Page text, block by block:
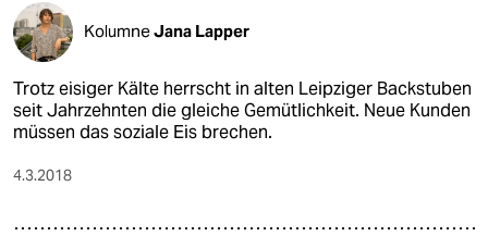
KolumneJana Lapper
Trotz eisiger Kälte herrscht in alten Leipziger Backstuben
seit Jahrzehnten die gleiche Gemütlichkeit. Neue Kunden
müssen das soziale Eis brechen.
4.3.2018